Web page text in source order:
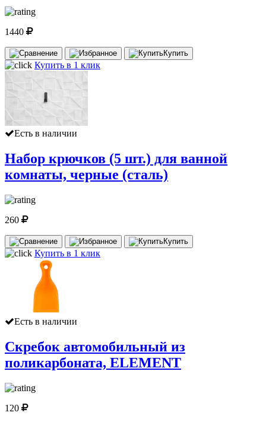
1440
Купить
Купить в 1 клик
Есть в наличии
Набор крючков (5 шт.) для ванной
комнаты, черные (сталь)
260
Купить
Купить в 1 клик
Есть в наличии
Скребок автомобильный из
поликарбоната, ELEMENT
120